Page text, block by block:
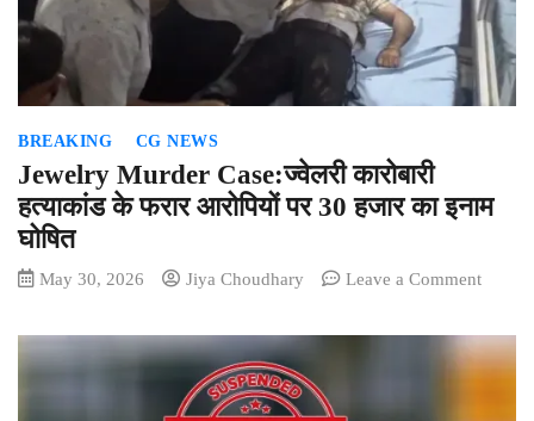
पहुंचे
भाई
ने
भाई
BREAKING CG NEWS
Jewelry Murder Case:ज्वेलरी कारोबारी
हत्याकांड के फरार आरोपियों पर 30 हजार का इनाम
घोषित
May 30, 2026 Jiya Choudhary Leave a Commenton
कारोबारी